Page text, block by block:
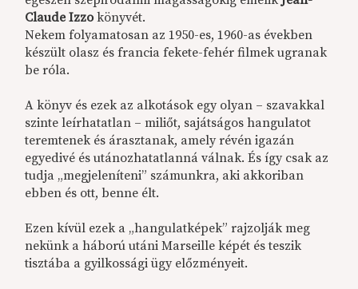
Claude Izzokönyvét.
Nekem folyamatosan az 1950-es, 1960-as években
készült olasz és francia fekete-fehér filmek ugranak
be róla.
A könyv és ezek az alkotások egy olyan – szavakkal
szinte leírhatatlan – miliőt, sajátságos hangulatot
teremtenek és árasztanak, amely révén igazán
egyedivé és utánozhatatlanná válnak. És így csak az
tudja „megjeleníteni” számunkra, aki akkoriban
ebben és ott, benne élt.
Ezen kívül ezek a „hangulatképek” rajzolják meg
nekünk a háború utáni Marseille képét és teszik
tisztába a gyilkossági ügy előzményeit.